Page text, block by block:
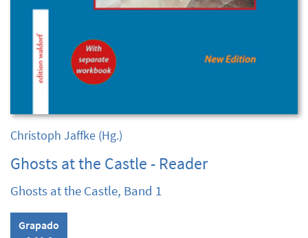
Christoph Jaffke (Hg.)
Ghosts at the Castle - Reader
Ghosts at the Castle, Band 1
Grapado